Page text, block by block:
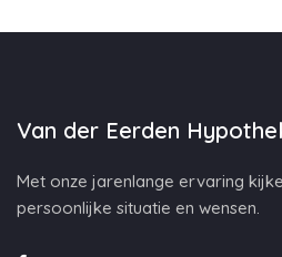
Van der Eerden
Met onze jarenlange ervaring
persoonlijke situatie en wensen.